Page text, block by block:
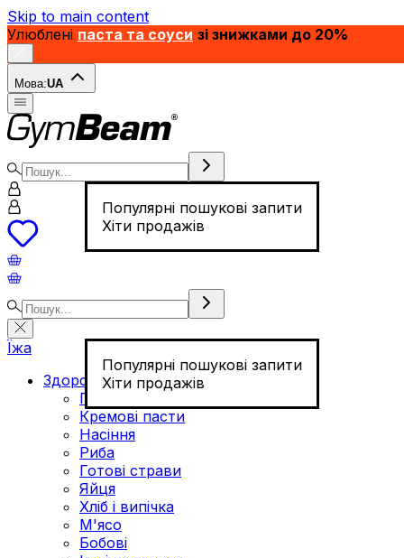
Skip to main content
Улюблені паста та соуси зі знижками до 20%
Мова:UA
Популярні пошукові запити
Хіти продажів
Популярні пошукові запити
Хіти продажів
Їжа
Здорове харчування
Горіхи
Кремові пасти
Насіння
Риба
Готові страви
Яйця
Хліб і випічка
М'ясо
Бобові